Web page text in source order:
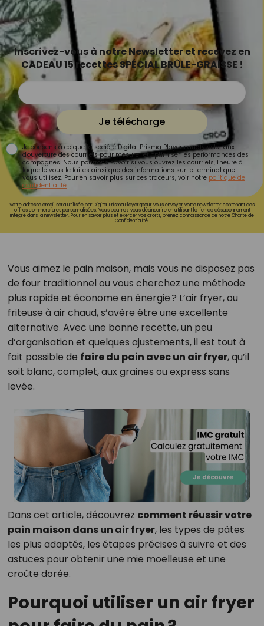
Inscrivez-vous à notre Newsletter et recevez en
CADEAU 15 recettes SPÉCIAL BRÛLE-GRAISSE !
Je télécharge
Je consens à ce que la société Digital Prisma Players analyse le taux
d'ouverture des courriels pour mesurer et optimiser les performances des
campagnes. Nous pourrons savoir si vous ouvrez les courriels, l'heure à
laquelle vous le faites ainsi que des informations sur le terminal que
vous utilisez. Pour en savoir plus sur ces traceurs, voir notre politique de
confidentialité.
Votre adresse email sera utilisée par Digital Prisma Playerspour vous envoyer votre newsletter contenant des
offres commerciales personnalisées. Vous pourrez vous désinscrire en utilisant le lien de désabonnement
intégré dans la newsletter. Pour en savoir plus et exercer vos droits, prenez connaissance de notreCharte de
Confidentialité.
Vous aimez le pain maison, mais vous ne disposez pas
de four traditionnel ou vous cherchez une méthode
plus rapide et économe en énergie ? L’air fryer, ou
friteuse à air chaud, s’avère être une excellente
alternative. Avec une bonne recette, un peu
d’organisation et quelques ajustements, il est tout à
fait possible de faire du pain avec un air fryer, qu’il
soit blanc, complet, aux graines ou express sans
levée.
Dans cet article, découvrez comment réussir votre
pain maison dans un air fryer, les types de pâtes
les plus adaptés, les étapes précises à suivre et des
astuces pour obtenir une mie moelleuse et une
croûte dorée.
Pourquoi utiliser un air fryer